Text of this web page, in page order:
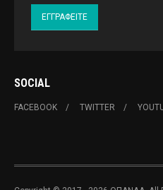
SOCIAL
FACEBOOK TWITTER